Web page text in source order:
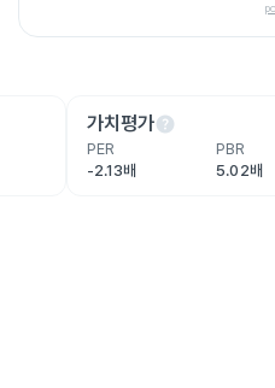
가치평가help
PER
-2.13배
PBR
5.02배